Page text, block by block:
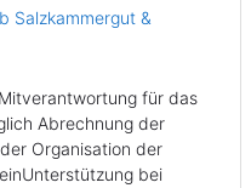
Salzkammergut &
für das
Abrechnung der
Organisation der
bei